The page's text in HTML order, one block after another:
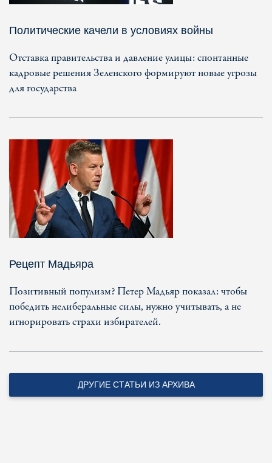
Политические качели в условиях войны
Отставка правительства и давление улицы: спонтанные
кадровые решения Зеленского формируют новые угрозы
для государства
Рецепт Мадьяра
Позитивный популизм? Петер Мадьяр показал: чтобы
победить нелиберальные силы, нужно учитывать, а не
игнорировать страхи избирателей.
ДРУГИЕ СТАТЬИ ИЗ АРХИВА